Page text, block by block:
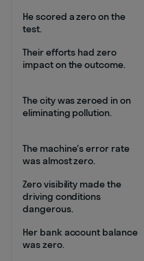
He scored a zero on the
test.
Their efforts had zero
impact on the outcome.
The city was zeroed in on
eliminating pollution.
The machine's error rate
was almost zero.
Zero visibility made the
driving conditions
dangerous.
Her bank account balance
was zero.